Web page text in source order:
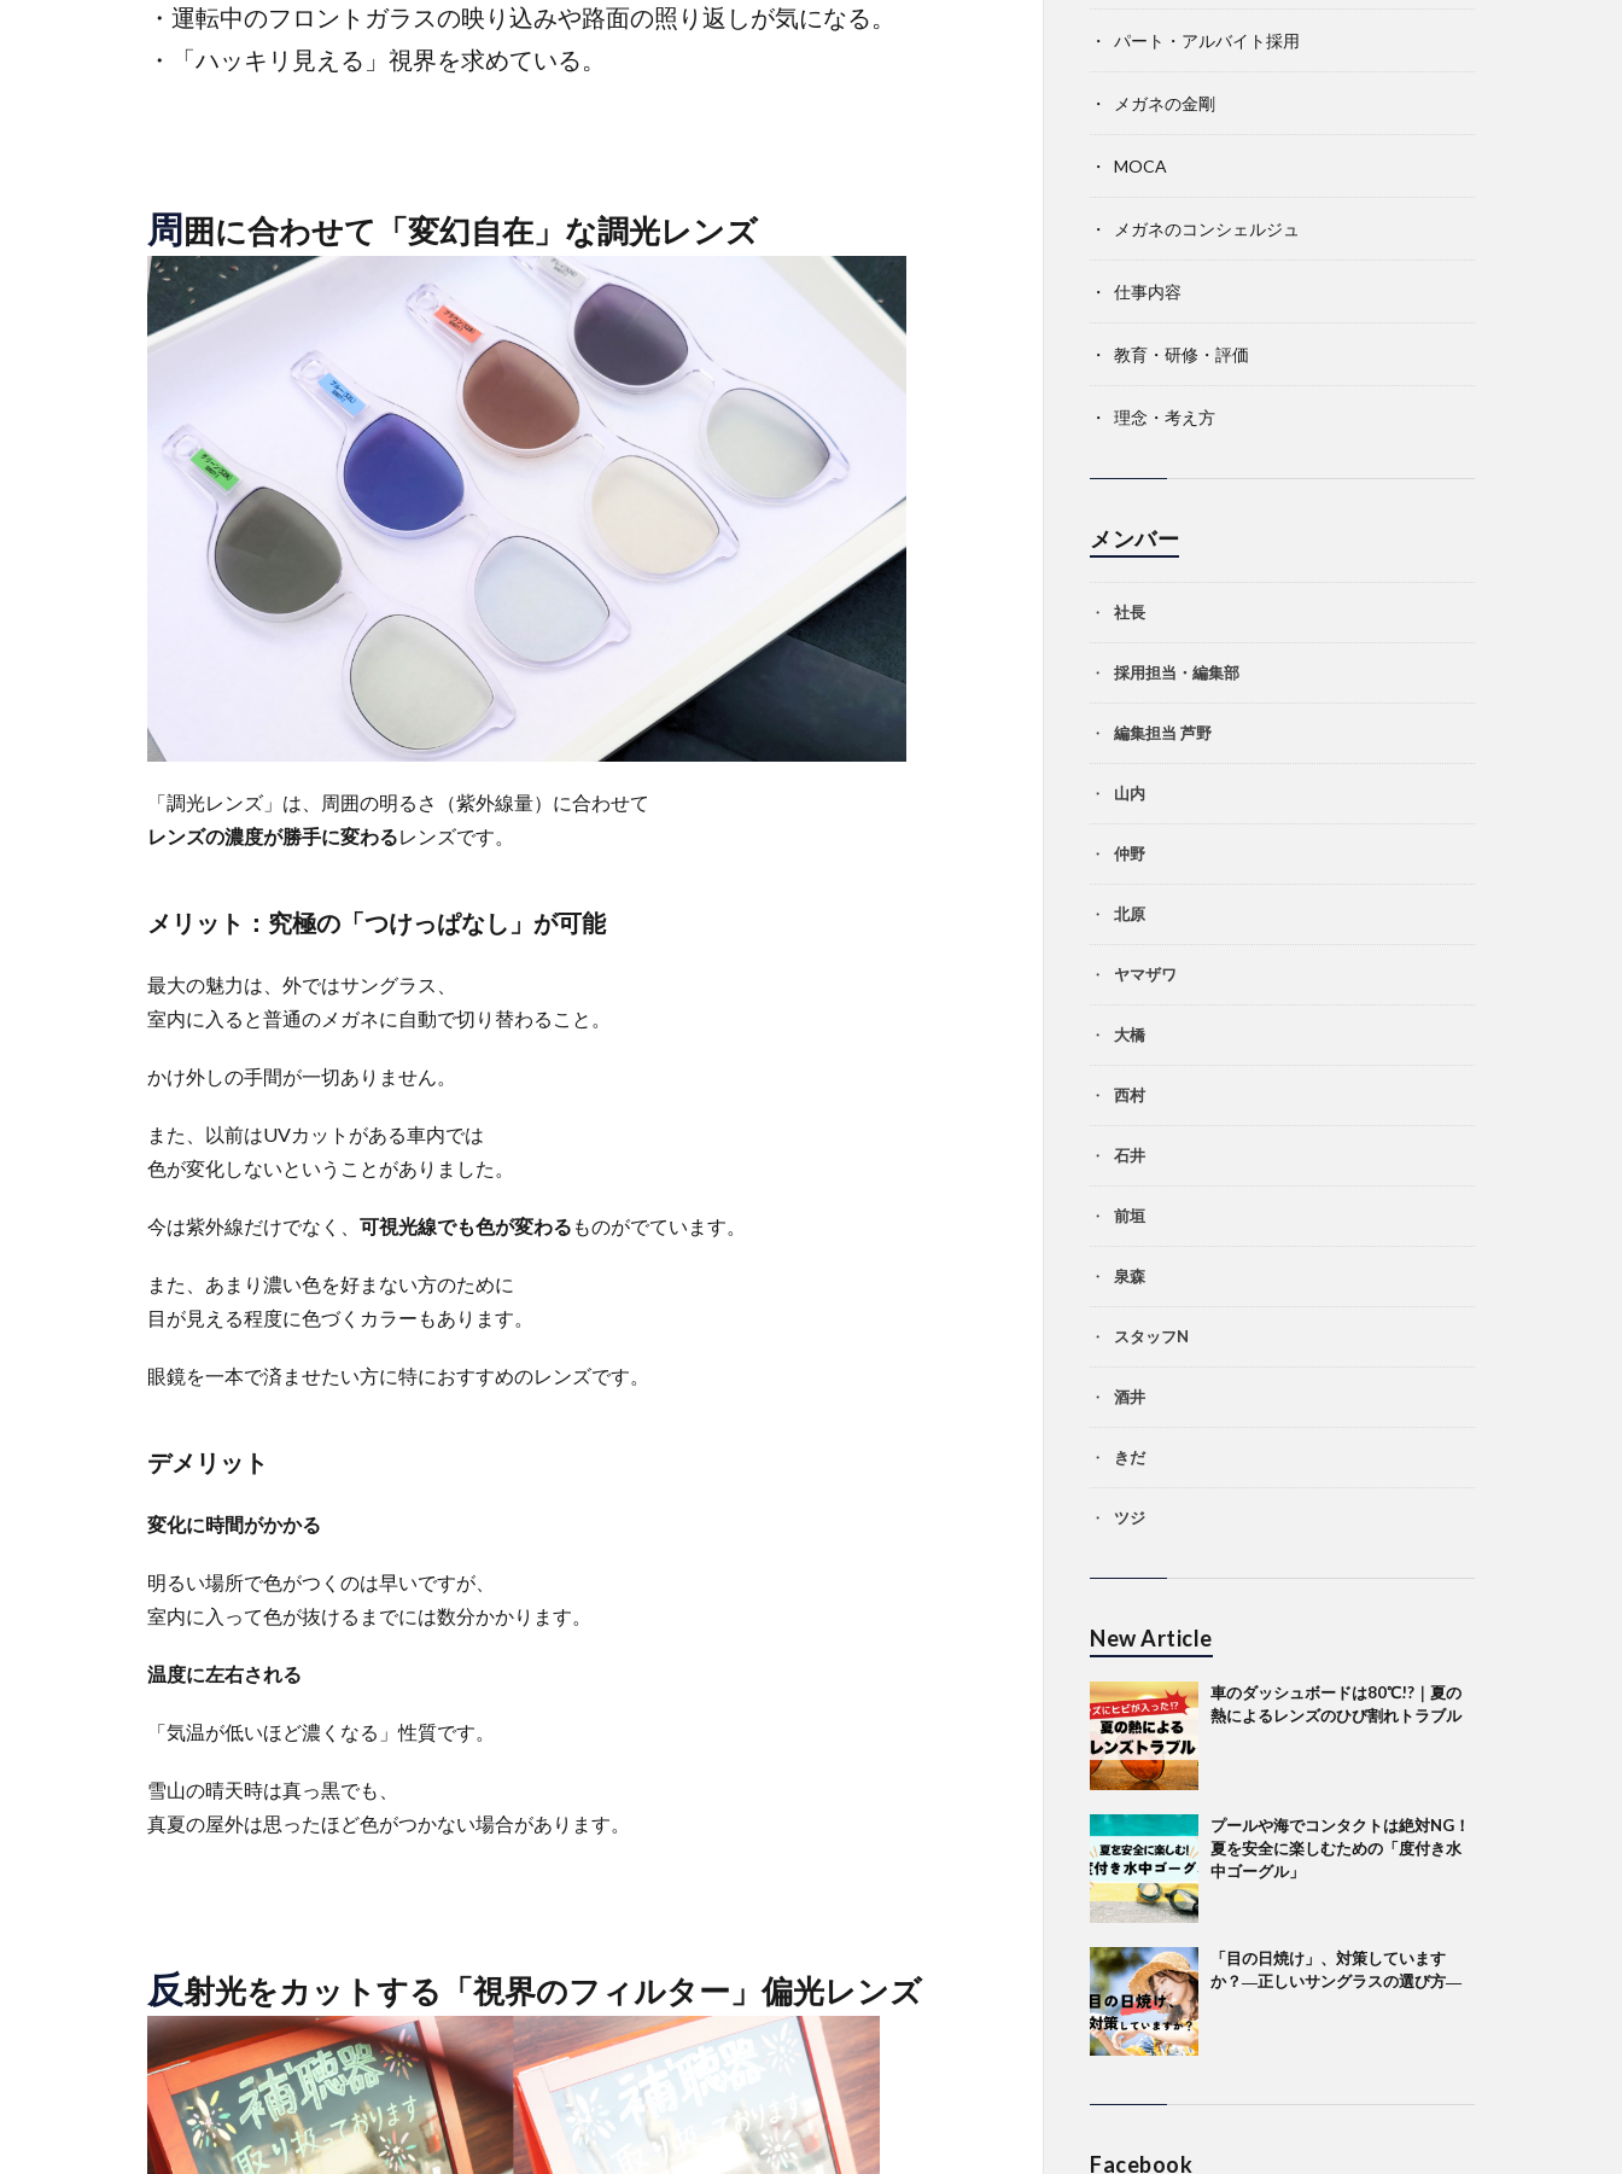
・運転中のフロントガラスの映り込みや路面の照り返しが気になる。
・「ハッキリ見える」視界を求めている。
周囲に合わせて「変幻自在」な調光レンズ
「調光レンズ」は、周囲の明るさ（紫外線量）に合わせて
レンズの濃度が勝手に変わるレンズです。
メリット：究極の「つけっぱなし」が可能
最大の魅力は、外ではサングラス、
室内に入ると普通のメガネに自動で切り替わること。
かけ外しの手間が一切ありません。
また、以前はUVカットがある車内では
色が変化しないということがありました。
今は紫外線だけでなく、 可視光線でも色が変わる ものがでています。
また、あまり濃い色を好まない方のために
目が見える程度に色づくカラーもあります。
眼鏡を一本で済ませたい方に特におすすめのレンズです。
デメリット
変化に時間がかかる
明るい場所で色がつくのは早いですが、
室内に入って色が抜けるまでには数分かかります。
温度に左右される
「気温が低いほど濃くなる」性質です。
雪山の晴天時は真っ黒でも、
真夏の屋外は思ったほど色がつかない場合があります。
反射光をカットする「視界のフィルター」偏光レンズ
パート・アルバイト採用
メガネの金剛
MOCA
メガネのコンシェルジュ
仕事内容
教育・研修・評価
理念・考え方
メンバー
社長
採用担当・編集部
編集担当 芦野
山内
仲野
北原
ヤマザワ
大橋
西村
石井
前垣
泉森
スタッフN
酒井
きだ
ツジ
New Article
車のダッシュボードは80℃!?｜夏の
熱によるレンズのひび割れトラブル
プールや海でコンタクトは絶対NG！
夏を安全に楽しむための「度付き水
中ゴーグル」
「目の日焼け」、対策しています
か？―正しいサングラスの選び方―
Facebook